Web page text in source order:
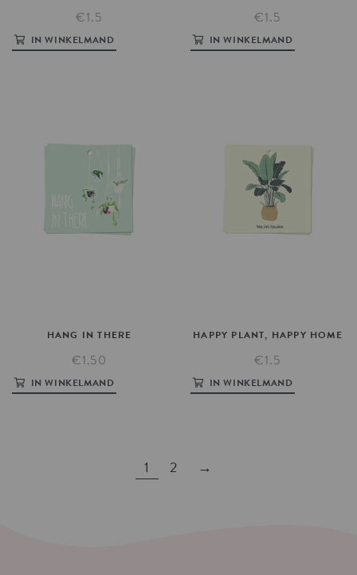
€1.5
IN WINKELMAND
€1.5
IN WINKELMAND
HANG IN THERE
€1.50
IN WINKELMAND
HAPPY PLANT, HAPPY HOME
€1.5
IN WINKELMAND
1 2 →